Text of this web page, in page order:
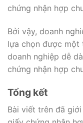
chứng nhận hợp
Bởi vậy, doanh
lựa chọn được một
doanh nghiệp dễ
chứng nhận hợp
Tổng kết
Bài viết trên đã